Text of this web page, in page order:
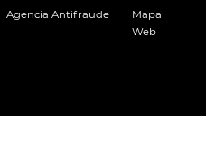
Agencia Antifraude
Mapa
Web